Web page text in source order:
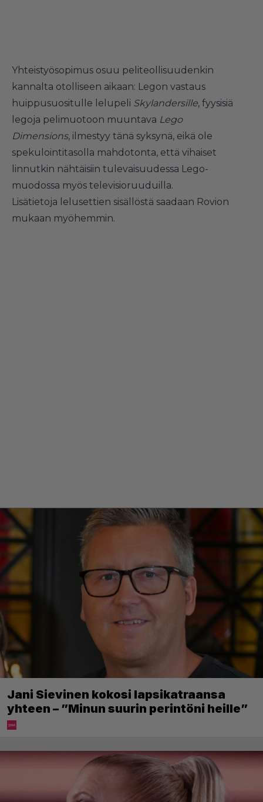
Yhteistyösopimus osuu peliteollisuudenkin
kannalta otolliseen aikaan: Legon vastaus
huippusuositulle lelupeli Skylandersille, fyysisiä
legoja pelimuotoon muuntava Lego
Dimensions, ilmestyy tänä syksynä, eikä ole
spekulointitasolla mahdotonta, että vihaiset
linnutkin nähtäisiin tulevaisuudessa Lego-
muodossa myös televisioruuduilla.
Lisätietoja lelusettien sisällöstä saadaan Rovion
mukaan myöhemmin.
Jani Sievinen kokosi lapsikatraansa
yhteen – ”Minun suurin perintöni heille”